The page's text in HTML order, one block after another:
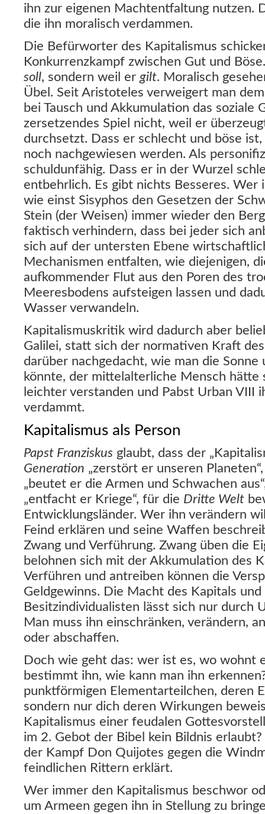
ihn zur eigenen Machtentfaltung nutzen.
die ihn moralisch verdammen.
Die Befürworter des Kapitalismus
Konkurrenzkampf zwischen Gut und
soll, sondern weil er gilt. Moralisch
Übel. Seit Aristoteles verweigert man
bei Tausch und Akkumulation das soziale
zersetzendes Spiel nicht, weil er
durchsetzt. Dass er schlecht und böse
noch nachgewiesen werden. Als
schuldunfähig. Dass er in der Wurzel
entbehrlich. Es gibt nichts Besseres. Wer
wie einst Sisyphos den Gesetzen der
Stein (der Weisen) immer wieder den
faktisch verhindern, dass bei jeder sich
sich auf der untersten Ebene
Mechanismen entfalten, wie diejenigen,
aufkommender Flut aus den Poren des
Meeresbodens aufsteigen lassen und
Wasser verwandeln.
Kapitalismuskritik wird dadurch aber
Galilei, statt sich der normativen Kraft
darüber nachgedacht, wie man die Sonne
könnte, der mittelalterliche Mensch hätte
leichter verstanden und Pabst Urban VIII
verdammt.
Kapitalismus als Person
Papst Franziskus glaubt, dass der
Generation „zerstört er unseren
„beutet er die Armen und Schwachen
„entfacht er Kriege“, für die Dritte Welt
Entwicklungsländer. Wer ihn verändern
Feind erklären und seine Waffen
Zwang und Verführung. Zwang üben die
belohnen sich mit der Akkumulation des
Verführen und antreiben können die
Geldgewinns. Die Macht des Kapitals
Besitzindividualisten lässt sich nur durch
Man muss ihn einschränken, verändern,
oder abschaffen.
Doch wie geht das: wer ist es, wo wohnt
bestimmt ihn, wie kann man ihn
punktförmigen Elementarteilchen, deren
sondern nur dich deren Wirkungen
Kapitalismus einer feudalen
im 2. Gebot der Bibel kein Bildnis
der Kampf Don Quijotes gegen die
feindlichen Rittern erklärt.
Wer immer den Kapitalismus beschwor
um Armeen gegen ihn in Stellung zu